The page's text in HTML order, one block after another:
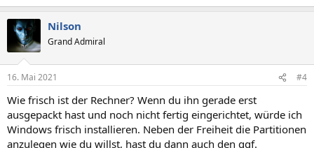
Nilson
Grand Admiral
16. Mai 2021 #4
Wie frisch ist der Rechner? Wenn du ihn gerade erst
ausgepackt hast und noch nicht fertig eingerichtet, würde ich
Windows frisch installieren. Neben der Freiheit die Partitionen
anzulegen wie du willst, hast du dann auch den ggf.